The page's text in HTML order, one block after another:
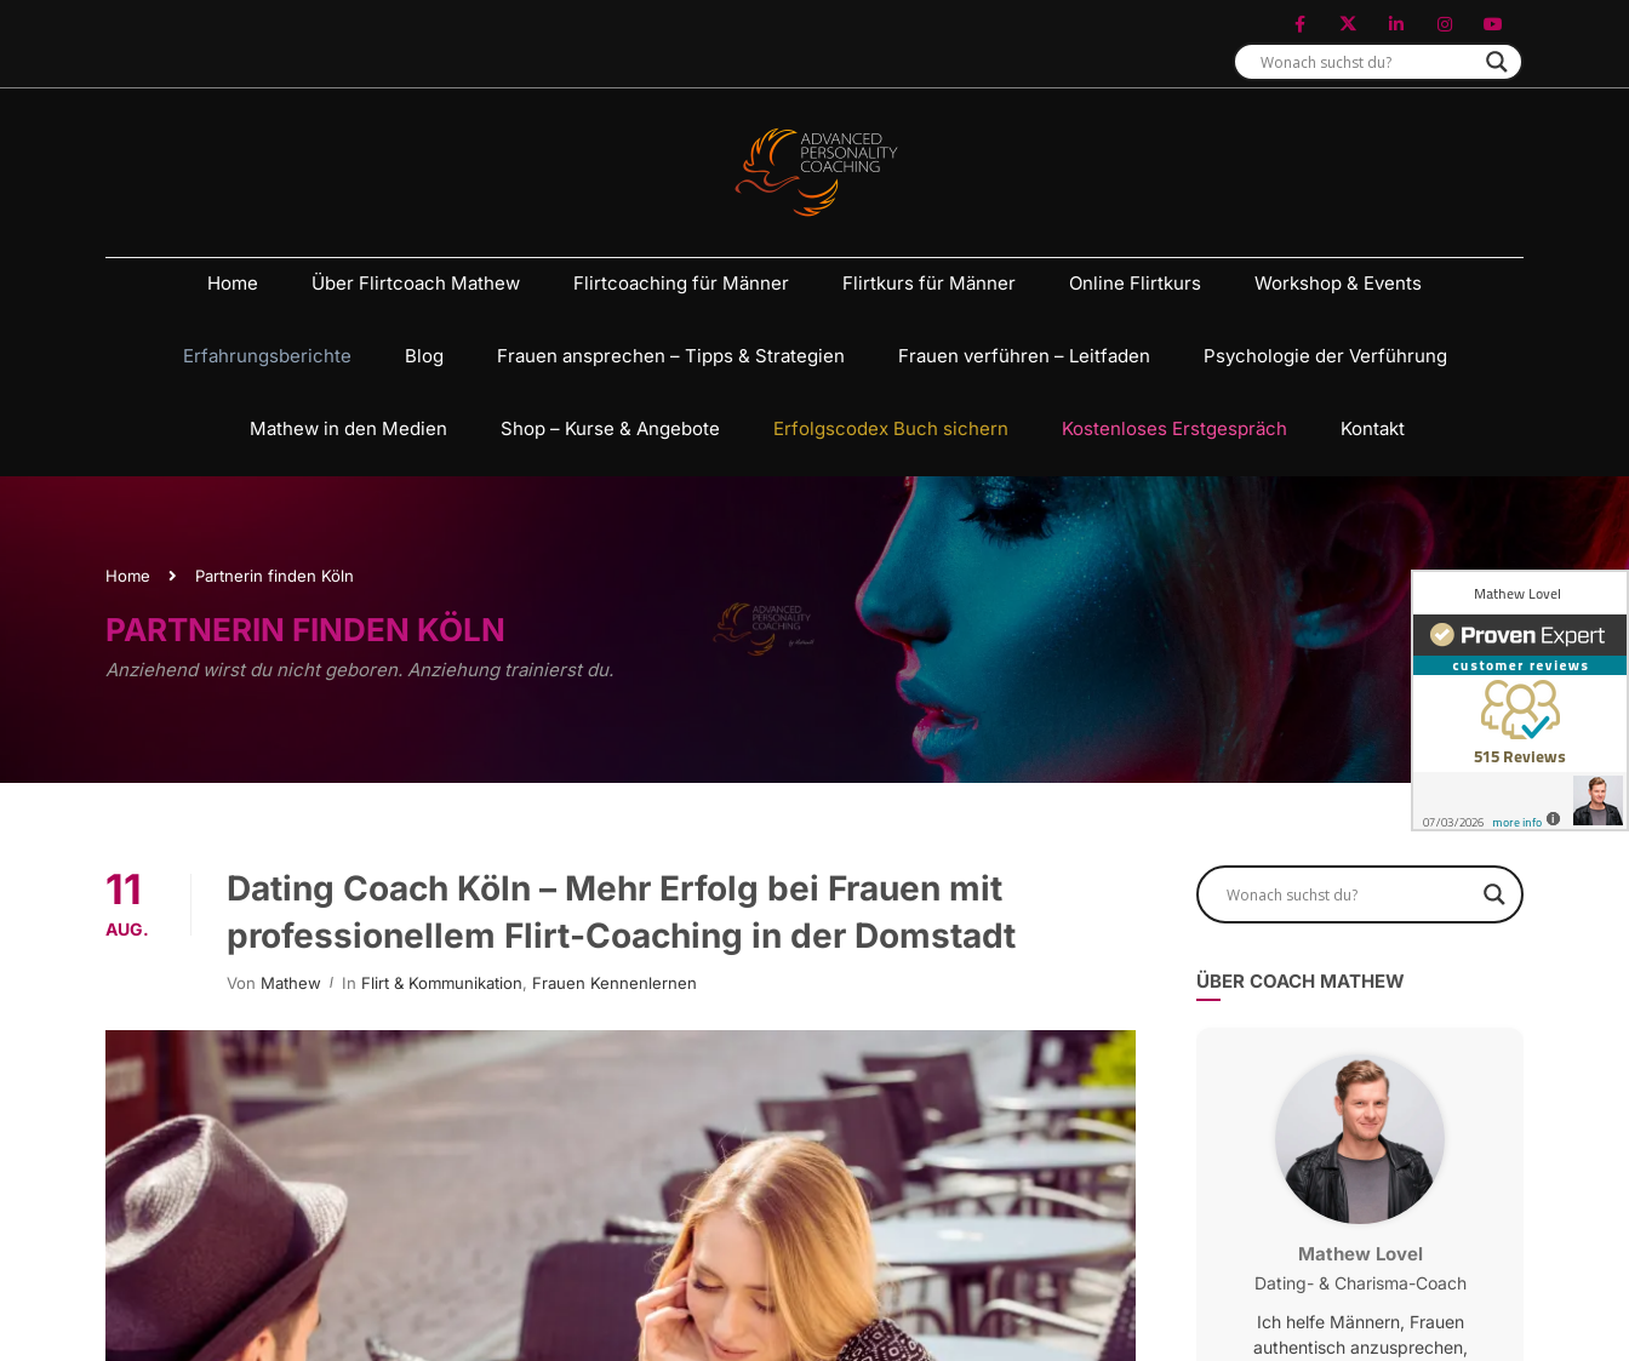
Home Über Flirtcoach Mathew Flirtcoaching für Männer Flirtkurs für Männer Online Flirtkurs Workshop & Events
Erfahrungsberichte Blog Frauen ansprechen – Tipps & Strategien Frauen verführen – Leitfaden Psychologie der Verführung
Mathew in den Medien Shop – Kurse & Angebote Erfolgscodex Buch sichern Kostenloses Erstgespräch Kontakt
Home Partnerin finden Köln
PARTNERIN FINDEN KÖLN
Anziehend wirst du nicht geboren. Anziehung trainierst du.
11
AUG.
Dating Coach Köln – Mehr Erfolg bei Frauen mit
professionellem Flirt-Coaching in der Domstadt
Von Mathew In Flirt & Kommunikation, Frauen Kennenlernen ÜBER COACH MATHEW
Mathew Lovel
Dating- & Charisma-Coach
Ich helfe Männern, Frauen
authentisch anzusprechen,